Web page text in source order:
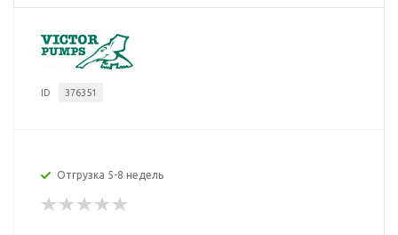
ID 376351
Отгрузка 5-8 недель